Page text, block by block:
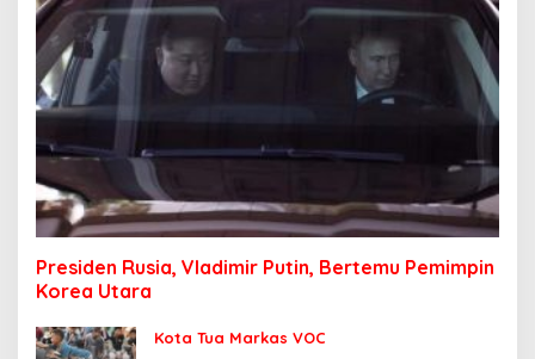
Presiden Rusia, Vladimir Putin, Bertemu Pemimpin
Korea Utara
Kota Tua Markas VOC